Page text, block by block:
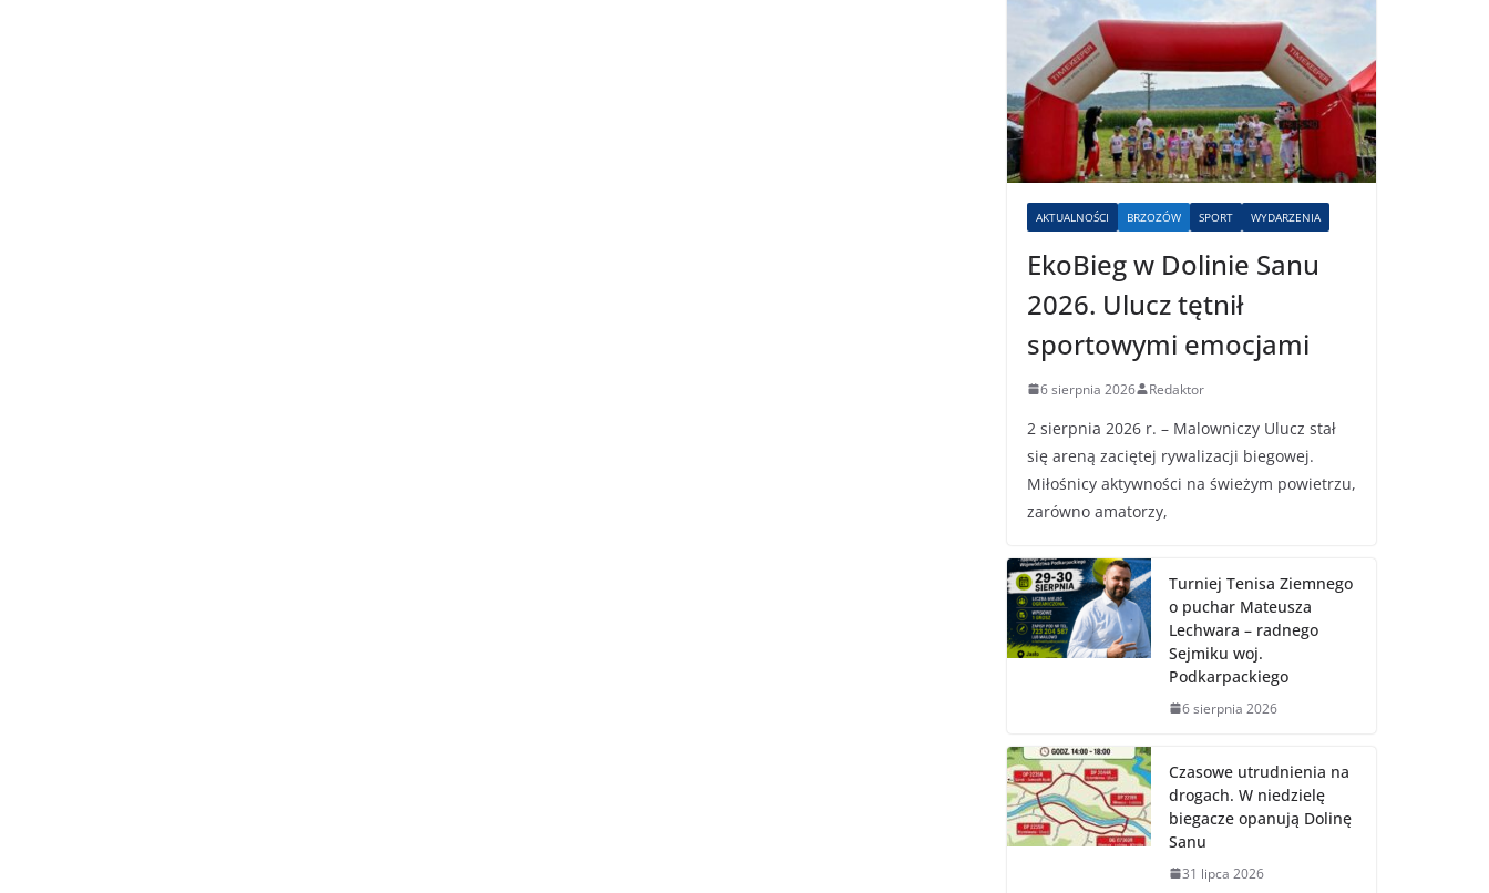
AKTUALNOŚCI BRZOZÓW SPORT WYDARZENIA
EkoBieg w Dolinie Sanu
2026. Ulucz tętnił
sportowymi emocjami
6 sierpnia 2026 Redaktor
2 sierpnia 2026 r. – Malowniczy Ulucz stał
się areną zaciętej rywalizacji biegowej.
Miłośnicy aktywności na świeżym powietrzu,
zarówno amatorzy,
Turniej Tenisa Ziemnego
o puchar Mateusza
Lechwara – radnego
Sejmiku woj.
Podkarpackiego
6 sierpnia 2026
Czasowe utrudnienia na
drogach. W niedzielę
biegacze opanują Dolinę
Sanu
31 lipca 2026